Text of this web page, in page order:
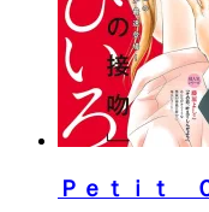
Ｐｅｔｉｔ